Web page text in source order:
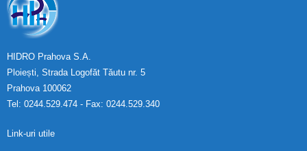
HIDRO Prahova S.A.
Ploiești, Strada Logofăt Tăutu nr. 5
Prahova 100062
Tel: 0244.529.474 - Fax: 0244.529.340
Link-uri utile